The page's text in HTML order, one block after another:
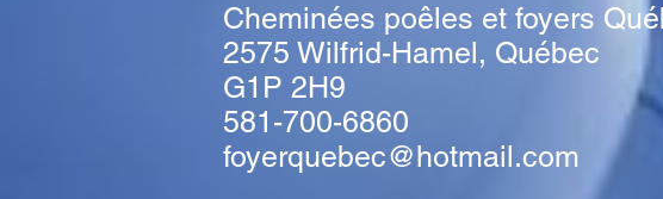
Cheminées poêles et foyers
2575 Wilfrid-Hamel, Québec
G1P 2H9
581-700-6860
foyerquebec@hotmail.com